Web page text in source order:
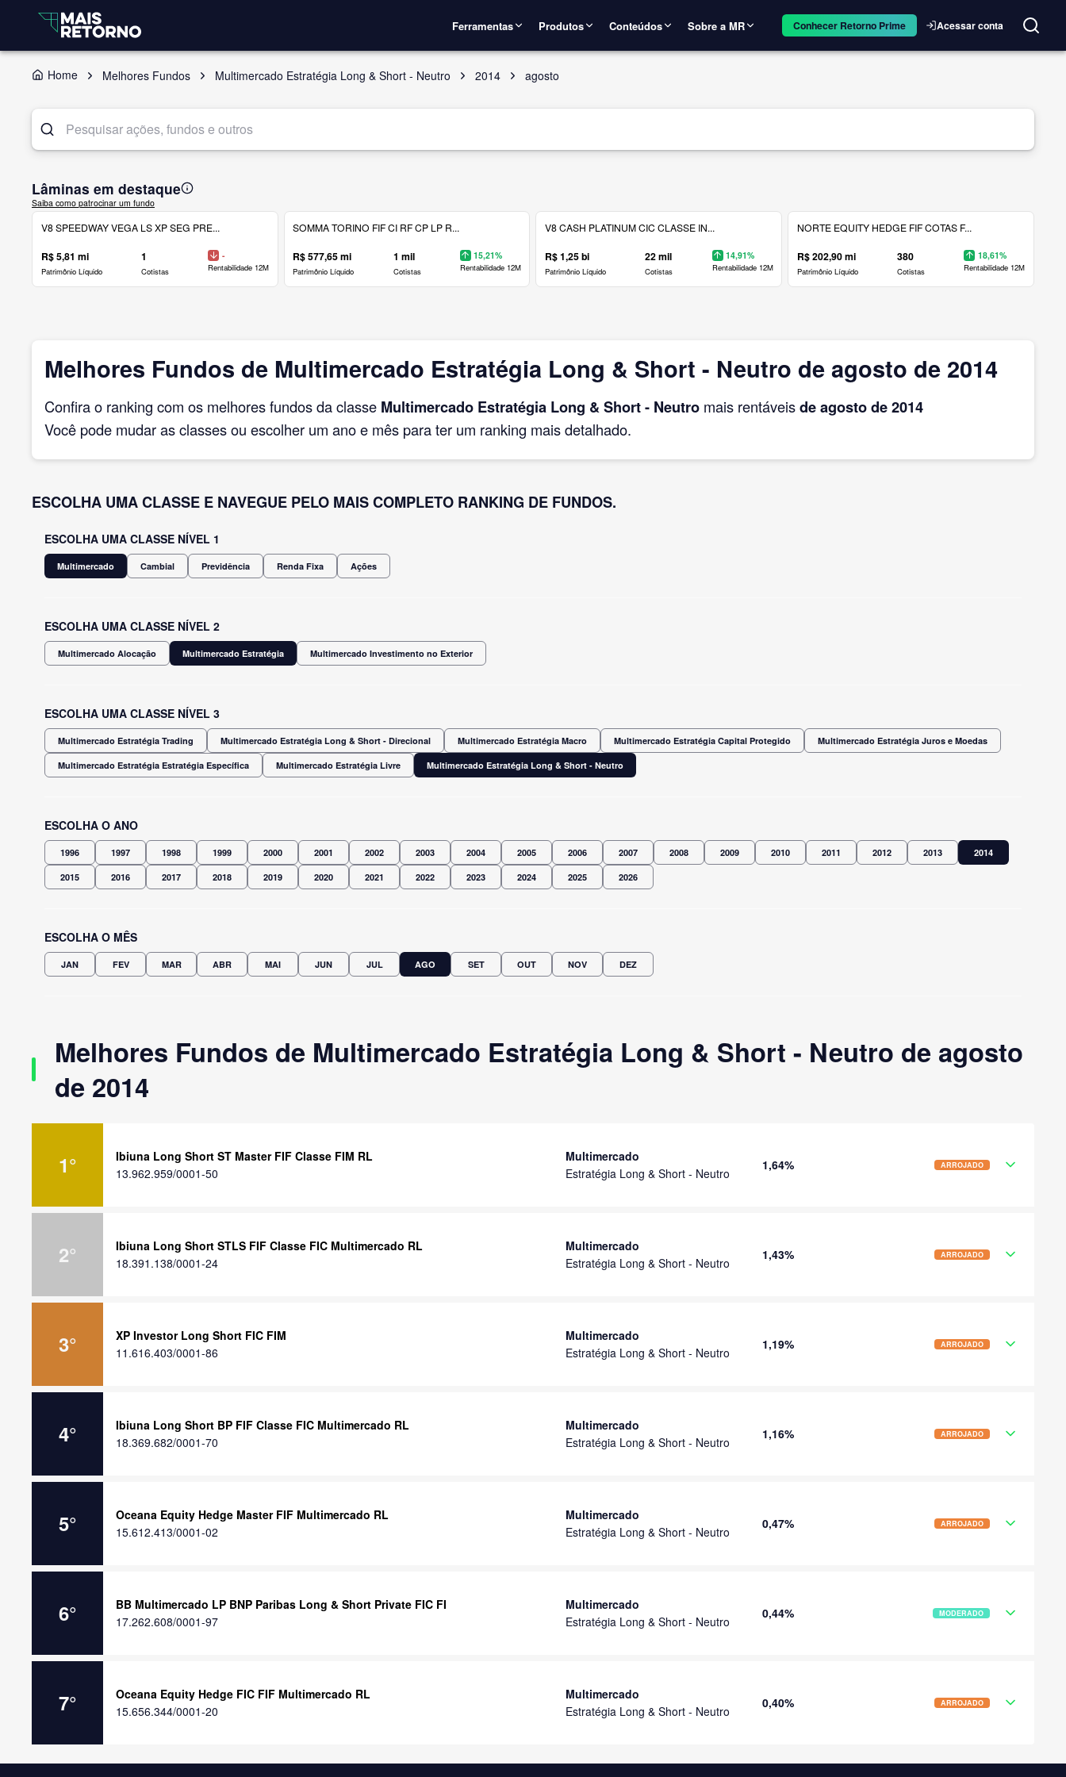
Ferramentas Produtos Conteúdos Sobre a MR Conhecer Retorno Prime Acessar conta
Home Melhores Fundos Multimercado Estratégia Long & Short - Neutro 2014 agosto
Lâminas em destaque
Saiba como patrocinar um fundo
V8 SPEEDWAY VEGA LS XP SEG PRE...
R$ 5,81 mi
Patrimônio Líquido
1
Cotistas
-
Rentabilidade 12M
SOMMA TORINO FIF CI RF CP LP R...
R$ 577,65 mi
Patrimônio Líquido
1 mil
Cotistas
15,21%
Rentabilidade 12M
V8 CASH PLATINUM CIC CLASSE IN...
R$ 1,25 bi
Patrimônio Líquido
22 mil
Cotistas
14,91%
Rentabilidade 12M
NORTE EQUITY HEDGE FIF COTAS F...
R$ 202,90 mi
Patrimônio Líquido
380
Cotistas
18,61%
Rentabilidade 12M
Melhores Fundos de Multimercado Estratégia Long & Short - Neutro de agosto de 2014
Confira o ranking com os melhores fundos da classe Multimercado Estratégia Long & Short - Neutro mais rentáveisde agostode 2014
Você pode mudar as classes ou escolher um ano e mês para ter um ranking mais detalhado.
ESCOLHA UMA CLASSE E NAVEGUE PELO MAIS COMPLETO RANKING DE FUNDOS.
ESCOLHA UMA CLASSE NÍVEL 1
Multimercado Cambial Previdência Renda Fixa Ações
ESCOLHA UMA CLASSE NÍVEL 2
Multimercado Alocação Multimercado Estratégia Multimercado Investimento no Exterior
ESCOLHA UMA CLASSE NÍVEL 3
Multimercado Estratégia Trading Multimercado Estratégia Long & Short - Direcional Multimercado Estratégia Macro Multimercado Estratégia Capital Protegido Multimercado Estratégia Juros e Moedas
Multimercado Estratégia Estratégia Específica Multimercado Estratégia Livre Multimercado Estratégia Long & Short - Neutro
ESCOLHA O ANO
1996 1997 1998 1999 2000 2001 2002 2003 2004 2005 2006 2007 2008 2009 2010 2011 2012 2013 2014
2015 2016 2017 2018 2019 2020 2021 2022 2023 2024 2025 2026
ESCOLHA O MÊS
JAN FEV MAR ABR MAI JUN JUL AGO SET OUT NOV DEZ
Melhores Fundos de Multimercado Estratégia Long & Short - Neutro de agosto
de 2014
1°
Ibiuna Long Short ST Master FIF Classe FIM RL
13.962.959/0001-50
Multimercado
Estratégia Long & Short - Neutro
1,64% ARROJADO
2°
Ibiuna Long Short STLS FIF Classe FIC Multimercado RL
18.391.138/0001-24
Multimercado
Estratégia Long & Short - Neutro
1,43% ARROJADO
3°
XP Investor Long Short FIC FIM
11.616.403/0001-86
Multimercado
Estratégia Long & Short - Neutro
1,19% ARROJADO
4°
Ibiuna Long Short BP FIF Classe FIC Multimercado RL
18.369.682/0001-70
Multimercado
Estratégia Long & Short - Neutro
1,16% ARROJADO
5°
Oceana Equity Hedge Master FIF Multimercado RL
15.612.413/0001-02
Multimercado
Estratégia Long & Short - Neutro
0,47% ARROJADO
6°
BB Multimercado LP BNP Paribas Long & Short Private FIC FI
17.262.608/0001-97
Multimercado
Estratégia Long & Short - Neutro
0,44% MODERADO
7°
Oceana Equity Hedge FIC FIF Multimercado RL
15.656.344/0001-20
Multimercado
Estratégia Long & Short - Neutro
0,40% ARROJADO